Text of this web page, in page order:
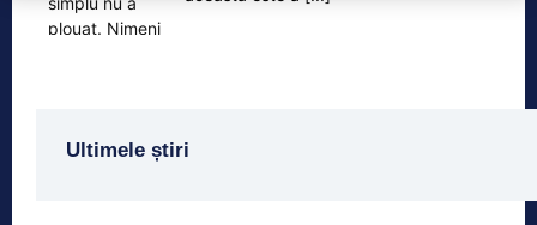
Ultimele știri